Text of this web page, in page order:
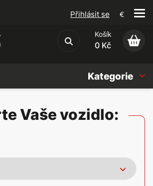
Obchodní podmínky
Přihlásit se €
Košík
0 Kč
Kategorie
Americké vozy
Vaše vozidlo: